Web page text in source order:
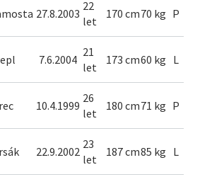
27.8.2003
22
let
170 cm70 kg P
7.6.2004
21
let
173 cm60 kg L
10.4.1999
26
let
180 cm71 kg P
22.9.2002
23
let
187 cm85 kg L